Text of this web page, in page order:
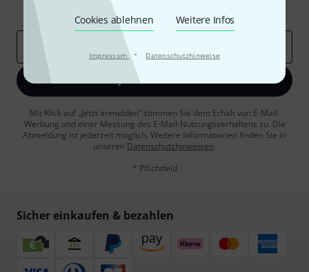
Cookies ablehnen Weitere Infos
Impressum · Datenschutzhinweise
Inspirierende Beiträge
Jetzt anmelden
Mit Klick auf „Jetzt anmelden“ stimmen Sie dem Erhalt von E-Mail-
Werbung und einer Messung des E-Mail-Nutzungsverhaltens zu. Die
Abmeldung ist jederzeit möglich. Weitere Informationen finden Sie in
unseren Datenschutzhinweisen.
* Pflichtfeld
Sicher einkaufen & bezahlen